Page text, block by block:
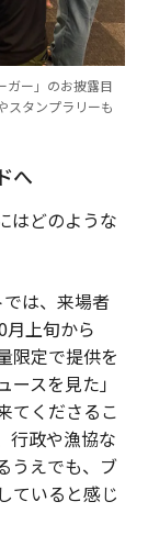
ガー」のお披露目
スタンプラリーも
へ
はどのような
は、来場者
上旬から
限定で提供を
スを見た」
てくださるこ
行政や漁協な
うえでも、ブ
ていると感じ